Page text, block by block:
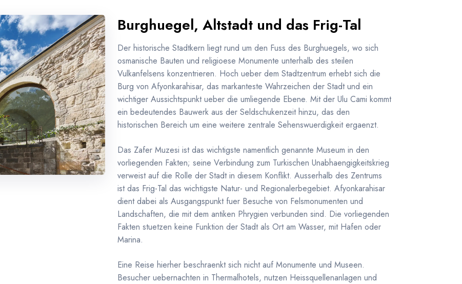
Burghuegel, Altstadt und das Frig-Tal
Der historische Stadtkern liegt rund um den Fuss des Burghuegels, wo sich
osmanische Bauten und religioese Monumente unterhalb des steilen
Vulkanfelsens konzentrieren. Hoch ueber dem Stadtzentrum erhebt sich die
Burg von Afyonkarahisar, das markanteste Wahrzeichen der Stadt und ein
wichtiger Aussichtspunkt ueber die umliegende Ebene. Mit der Ulu Cami kommt
ein bedeutendes Bauwerk aus der Seldschukenzeit hinzu, das den
historischen Bereich um eine weitere zentrale Sehenswuerdigkeit ergaenzt.
Das Zafer Muzesi ist das wichtigste namentlich genannte Museum in den
vorliegenden Fakten; seine Verbindung zum Turkischen Unabhaengigkeitskrieg
verweist auf die Rolle der Stadt in diesem Konflikt. Ausserhalb des Zentrums
ist das Frig-Tal das wichtigste Natur- und Regionalerbegebiet. Afyonkarahisar
dient dabei als Ausgangspunkt fuer Besuche von Felsmonumenten und
Landschaften, die mit dem antiken Phrygien verbunden sind. Die vorliegenden
Fakten stuetzen keine Funktion der Stadt als Ort am Wasser, mit Hafen oder
Marina.
Eine Reise hierher beschraenkt sich nicht auf Monumente und Museen.
Besucher uebernachten in Thermalhotels, nutzen Heissquellenanlagen und